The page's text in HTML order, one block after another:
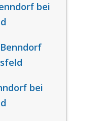
bei
bei